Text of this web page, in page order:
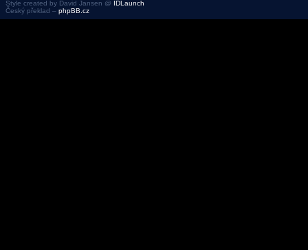
Style created by David Jansen @ IDLaunch
Český překlad – phpBB.cz